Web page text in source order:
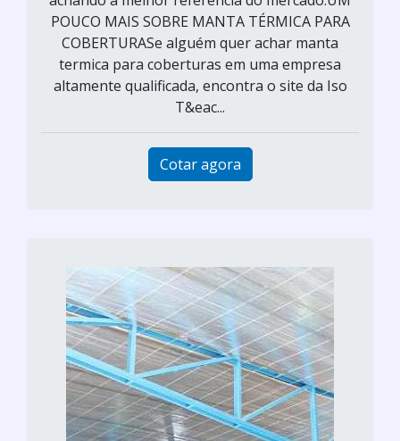
POUCO MAIS SOBRE MANTA TÉRMICA PARA
COBERTURASe alguém quer achar manta
termica para coberturas em uma empresa
altamente qualificada, encontra o site da Iso
T&eac...
Cotar agora